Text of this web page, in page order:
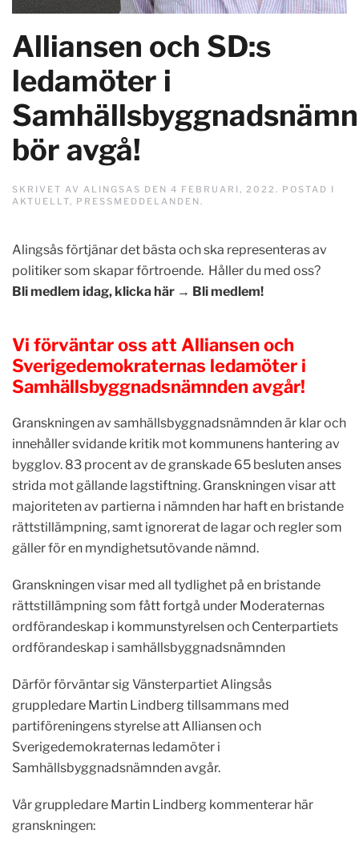
Alliansen och SD:s
ledamöter i
bör avgå!
SKRIVET AV ALINGSAS DEN 4 FEBRUARI, 2022 . POSTAD I
AKTUELLT, PRESSMEDDELANDEN.
Alingsås förtjänar det bästa och ska representeras av
politiker som skapar förtroende. Håller du med oss?
Bli medlem idag, klicka här → Bli medlem!
Vi förväntar oss att Alliansen och
Sverigedemokraternas ledamöter i
Samhällsbyggnadsnämnden avgår!
Granskningen av samhällsbyggnadsnämnden är klar och
innehåller svidande kritik mot kommunens hantering av
bygglov. 83 procent av de granskade 65 besluten anses
strida mot gällande lagstiftning. Granskningen visar att
majoriteten av partierna i nämnden har haft en bristande
rättstillämpning, samt ignorerat de lagar och regler som
gäller för en myndighetsutövande nämnd.
Granskningen visar med all tydlighet på en bristande
rättstillämpning som fått fortgå under Moderaternas
ordförandeskap i kommunstyrelsen och Centerpartiets
ordförandeskap i samhällsbyggnadsnämnden
Därför förväntar sig Vänsterpartiet Alingsås
gruppledare Martin Lindberg tillsammans med
partiföreningens styrelse att Alliansen och
Sverigedemokraternas ledamöter i
Samhällsbyggnadsnämnden avgår.
Vår gruppledare Martin Lindberg kommenterar här
granskningen: